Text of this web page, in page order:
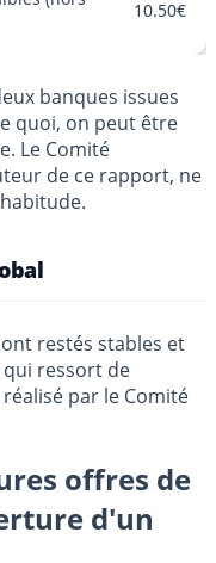
10.50€
banques issues
quoi, on peut être
Le Comité
de ce rapport, ne
restés stables et
qui ressort de
par le Comité
offres de
d'un